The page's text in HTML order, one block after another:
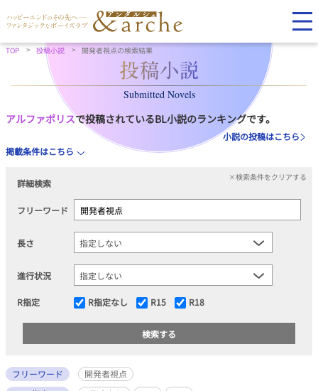
TOP 投稿小説 開発者視点の検索結果
Submitted Novels
アルファポリスで投稿されているBL小説のランキングです。
小説の投稿はこちら
掲載条件はこちら
詳細検索
×検索条件をクリアする
フリーワード
長さ
進行状況
R指定 R指定なし R15 R18
フリーワード
開発者視点